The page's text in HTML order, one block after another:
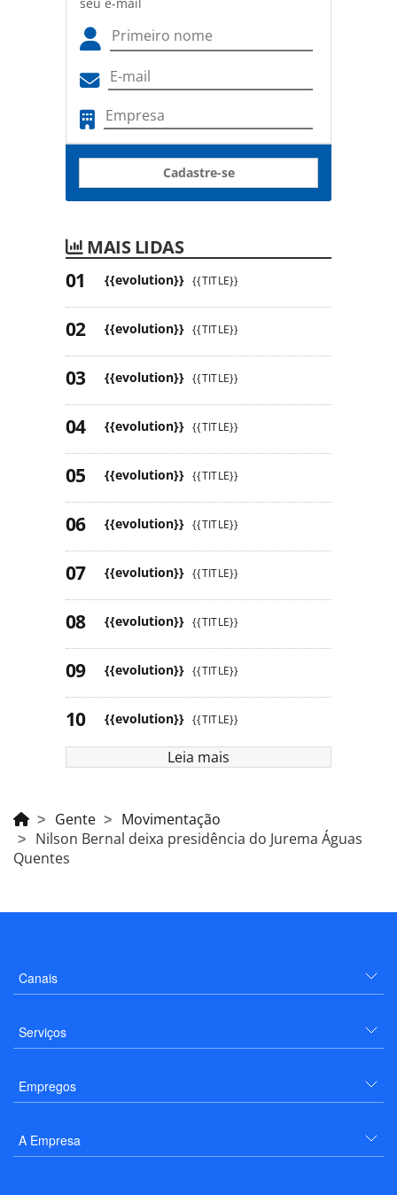
Cadastre-se
MAIS LIDAS
{{evolution}} {{TITLE}}
{{evolution}} {{TITLE}}
{{evolution}} {{TITLE}}
{{evolution}} {{TITLE}}
{{evolution}} {{TITLE}}
{{evolution}} {{TITLE}}
{{evolution}} {{TITLE}}
{{evolution}} {{TITLE}}
{{evolution}} {{TITLE}}
{{evolution}} {{TITLE}}
Leia mais
Gente
Movimentação
Nilson Bernal deixa presidência do Jurema Águas
Quentes
Canais
Serviços
Empregos
A Empresa